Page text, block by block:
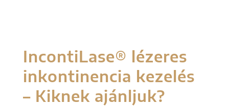
IncontiLase® lézeres
inkontinencia kezelés
– Kiknek ajánljuk?